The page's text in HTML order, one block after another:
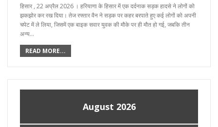
हिसार , 22 अप्रैल 2026 । हरियाणा के हिसार में एक दर्दनाक सड़क हादसे ने लोगों को
झकझोर कर रख दिया। तेज रफ्तार वैन ने सड़क पर कहर बरपाते हुए कई लोगों को अपनी
चपेट में ले लिया, जिसमें एक बाइक सवार युवक की मौके पर ही मौत हो गई, जबकि तीन
अन्य…
READ MORE...
August 2026